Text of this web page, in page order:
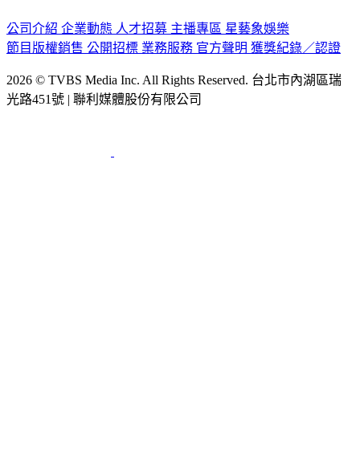
公司介紹 企業動態 人才招募 主播專區 星藝象娛樂
節目版權銷售 公開招標 業務服務 官方聲明 獲獎紀錄／認證
2026 © TVBS Media Inc. All Rights Reserved. 台北市內湖區瑞
光路451號 | 聯利媒體股份有限公司